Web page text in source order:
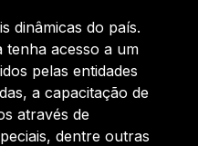
dinâmicas do país.
tenha acesso a um
pelas entidades
a capacitação de
através de
dentre outras